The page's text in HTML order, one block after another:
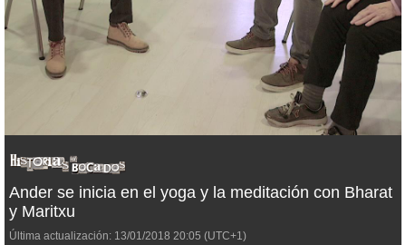
Ander se inicia en el yoga y la meditación con Bharat
y Maritxu
Última actualización: 13/01/2018 20:05 (UTC+1)